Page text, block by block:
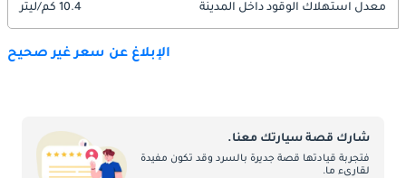
معدل استهلاك الوقود داخل المدينة 10.4 كم/ليتر
الإبلاغ عن سعر غير صحيح
شارك قصة سيارتك معنا.
فتجربة قيادتها قصة جديرة بالسرد وقد تكون مفيدة
لقارىء ما.